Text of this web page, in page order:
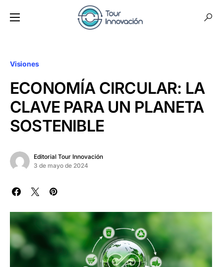
Visiones
ECONOMÍA CIRCULAR: LA
CLAVE PARA UN PLANETA
SOSTENIBLE
Editorial Tour Innovación
3 de mayo de 2024